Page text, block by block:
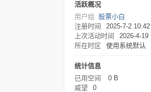
活跃概况
用户组 股票小白
注册时间
2025-7-2 10:42
上次活动时间
2026-4-19
所在时区
使用系统默认
统计信息
已用空间
0 B
威望
0